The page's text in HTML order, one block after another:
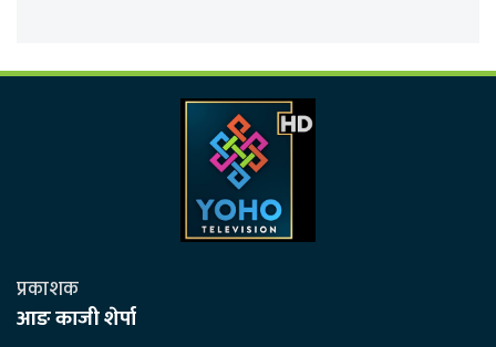
प्रकाशक
आङ काजी शेर्पा